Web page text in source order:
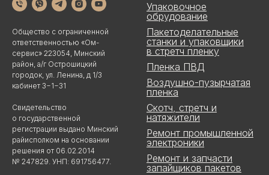
Общество с ограниченной
ответственностью «Ом-
сервис» 223054, Минский
район, а/г Острошицкий
городок, ул. Ленина, д 1/3
кабинет 3−1−31
Свидетельство
о государственной
регистрации выдано Минский
райисполком на основании
решения от 06.02.2014
№ 247829. УНП: 691756477.
Упаковочное
обрудование
Пакетоделательные
станки и упаковщики
в стретч пленку
Пленка ПВД
Воздушно-пузырчатая
пленка
Скотч, стретч и
натяжители
Ремонт промышленной
электроники
Ремонт и запчасти
запайщиков пакетов